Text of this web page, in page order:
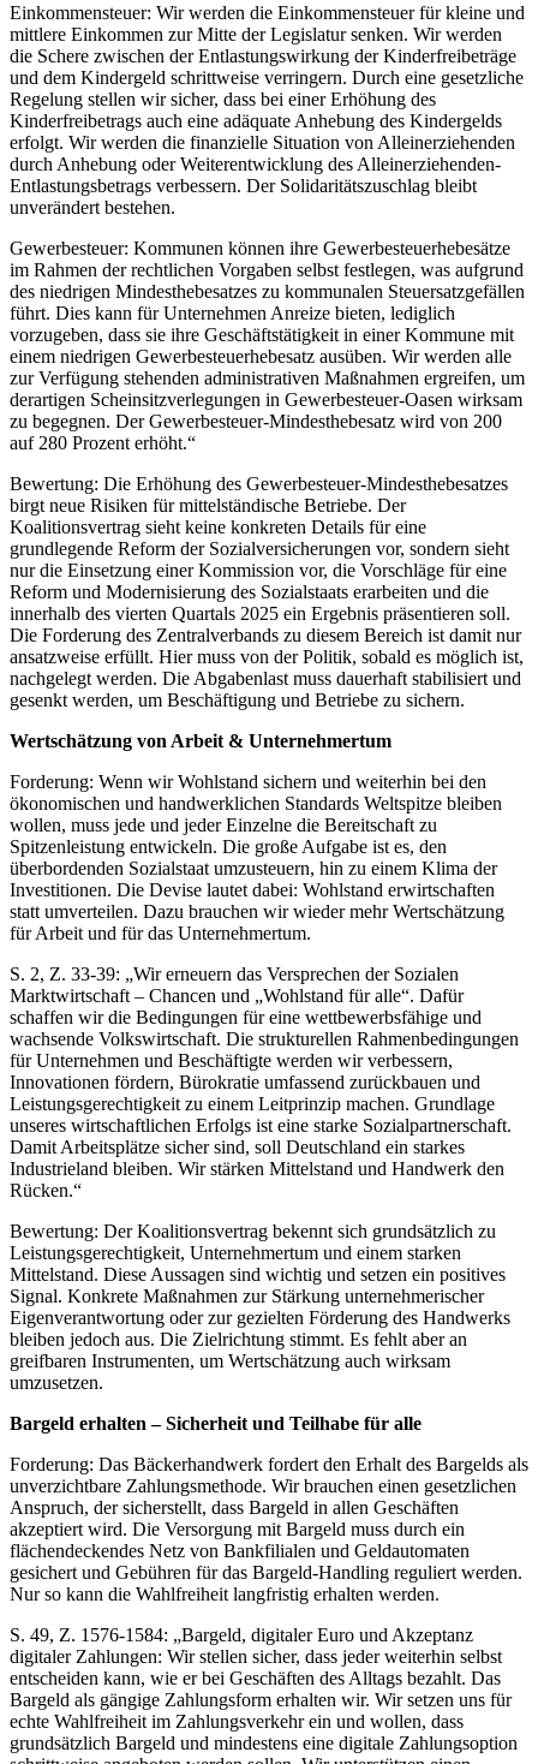
Einkommensteuer: Wir werden die Einkommensteuer für kleine und
mittlere Einkommen zur Mitte der Legislatur senken. Wir werden
die Schere zwischen der Entlastungswirkung der Kinderfreibeträge
und dem Kindergeld schrittweise verringern. Durch eine gesetzliche
Regelung stellen wir sicher, dass bei einer Erhöhung des
Kinderfreibetrags auch eine adäquate Anhebung des Kindergelds
erfolgt. Wir werden die finanzielle Situation von Alleinerziehenden
durch Anhebung oder Weiterentwicklung des Alleinerziehenden-
Entlastungsbetrags verbessern. Der Solidaritätszuschlag bleibt
unverändert bestehen.
Gewerbesteuer: Kommunen können ihre Gewerbesteuerhebesätze
im Rahmen der rechtlichen Vorgaben selbst festlegen, was aufgrund
des niedrigen Mindesthebesatzes zu kommunalen Steuersatzgefällen
führt. Dies kann für Unternehmen Anreize bieten, lediglich
vorzugeben, dass sie ihre Geschäftstätigkeit in einer Kommune mit
einem niedrigen Gewerbesteuerhebesatz ausüben. Wir werden alle
zur Verfügung stehenden administrativen Maßnahmen ergreifen, um
derartigen Scheinsitzverlegungen in Gewerbesteuer-Oasen wirksam
zu begegnen. Der Gewerbesteuer-Mindesthebesatz wird von 200
auf 280 Prozent erhöht.“
Bewertung: Die Erhöhung des Gewerbesteuer-Mindesthebesatzes
birgt neue Risiken für mittelständische Betriebe. Der
Koalitionsvertrag sieht keine konkreten Details für eine
grundlegende Reform der Sozialversicherungen vor, sondern sieht
nur die Einsetzung einer Kommission vor, die Vorschläge für eine
Reform und Modernisierung des Sozialstaats erarbeiten und die
innerhalb des vierten Quartals 2025 ein Ergebnis präsentieren soll.
Die Forderung des Zentralverbands zu diesem Bereich ist damit nur
ansatzweise erfüllt. Hier muss von der Politik, sobald es möglich ist,
nachgelegt werden. Die Abgabenlast muss dauerhaft stabilisiert und
gesenkt werden, um Beschäftigung und Betriebe zu sichern.
Wertschätzung von Arbeit & Unternehmertum
Forderung: Wenn wir Wohlstand sichern und weiterhin bei den
ökonomischen und handwerklichen Standards Weltspitze bleiben
wollen, muss jede und jeder Einzelne die Bereitschaft zu
Spitzenleistung entwickeln. Die große Aufgabe ist es, den
überbordenden Sozialstaat umzusteuern, hin zu einem Klima der
Investitionen. Die Devise lautet dabei: Wohlstand erwirtschaften
statt umverteilen. Dazu brauchen wir wieder mehr Wertschätzung
für Arbeit und für das Unternehmertum.
S. 2, Z. 33-39: „Wir erneuern das Versprechen der Sozialen
Marktwirtschaft – Chancen und „Wohlstand für alle“. Dafür
schaffen wir die Bedingungen für eine wettbewerbsfähige und
wachsende Volkswirtschaft. Die strukturellen Rahmenbedingungen
für Unternehmen und Beschäftigte werden wir verbessern,
Innovationen fördern, Bürokratie umfassend zurückbauen und
Leistungsgerechtigkeit zu einem Leitprinzip machen. Grundlage
unseres wirtschaftlichen Erfolgs ist eine starke Sozialpartnerschaft.
Damit Arbeitsplätze sicher sind, soll Deutschland ein starkes
Industrieland bleiben. Wir stärken Mittelstand und Handwerk den
Rücken.“
Bewertung: Der Koalitionsvertrag bekennt sich grundsätzlich zu
Leistungsgerechtigkeit, Unternehmertum und einem starken
Mittelstand. Diese Aussagen sind wichtig und setzen ein positives
Signal. Konkrete Maßnahmen zur Stärkung unternehmerischer
Eigenverantwortung oder zur gezielten Förderung des Handwerks
bleiben jedoch aus. Die Zielrichtung stimmt. Es fehlt aber an
greifbaren Instrumenten, um Wertschätzung auch wirksam
umzusetzen.
Bargeld erhalten – Sicherheit und Teilhabe für alle
Forderung: Das Bäckerhandwerk fordert den Erhalt des Bargelds als
unverzichtbare Zahlungsmethode. Wir brauchen einen gesetzlichen
Anspruch, der sicherstellt, dass Bargeld in allen Geschäften
akzeptiert wird. Die Versorgung mit Bargeld muss durch ein
flächendeckendes Netz von Bankfilialen und Geldautomaten
gesichert und Gebühren für das Bargeld-Handling reguliert werden.
Nur so kann die Wahlfreiheit langfristig erhalten werden.
S. 49, Z. 1576-1584: „Bargeld, digitaler Euro und Akzeptanz
digitaler Zahlungen: Wir stellen sicher, dass jeder weiterhin selbst
entscheiden kann, wie er bei Geschäften des Alltags bezahlt. Das
Bargeld als gängige Zahlungsform erhalten wir. Wir setzen uns für
echte Wahlfreiheit im Zahlungsverkehr ein und wollen, dass
grundsätzlich Bargeld und mindestens eine digitale Zahlungsoption